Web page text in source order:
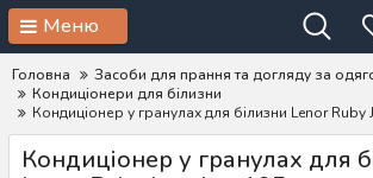
Меню
Головна
Засоби для прання та догляду за
Кондиціонери для білизни
Кондиціонер у гранулах для білизни Lenor Ruby
Кондиціонер у гранулах для